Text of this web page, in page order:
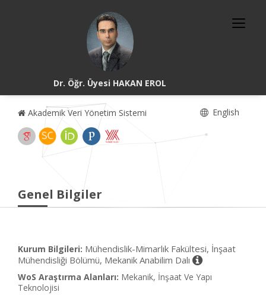
Dr. Öğr. Üyesi HAKAN EROL
Akademik Veri Yönetim Sistemi English
Genel Bilgiler
Kurum Bilgileri: Mühendislik-Mimarlık Fakültesi, İnşaat
Mühendisliği Bölümü, Mekanik Anabilim Dalı
WoS Araştırma Alanları: Mekanik, İnşaat Ve Yapı
Teknolojisi